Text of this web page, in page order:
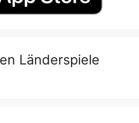
Länderspiele